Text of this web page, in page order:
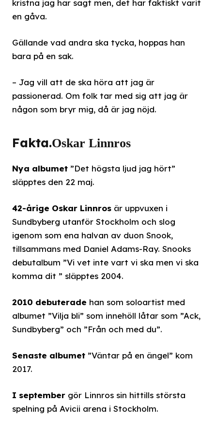
kristna jag har sagt men, det har faktiskt varit
en gåva.
Gällande vad andra ska tycka, hoppas han
bara på en sak.
– Jag vill att de ska höra att jag är
passionerad. Om folk tar med sig att jag är
någon som bryr mig, då är jag nöjd.
Fakta.Oskar Linnros
Nya albumet ”Det högsta ljud jag hört”
släpptes den 22 maj.
42-årige Oskar Linnros är uppvuxen i
Sundbyberg utanför Stockholm och slog
igenom som ena halvan av duon Snook,
tillsammans med Daniel Adams-Ray. Snooks
debutalbum ”Vi vet inte vart vi ska men vi ska
komma dit ” släpptes 2004.
2010 debuterade han som soloartist med
albumet ”Vilja bli” som innehöll låtar som ”Ack,
Sundbyberg” och ”Från och med du”.
Senaste albumet ”Väntar på en ängel” kom
2017.
I september gör Linnros sin hittills största
spelning på Avicii arena i Stockholm.